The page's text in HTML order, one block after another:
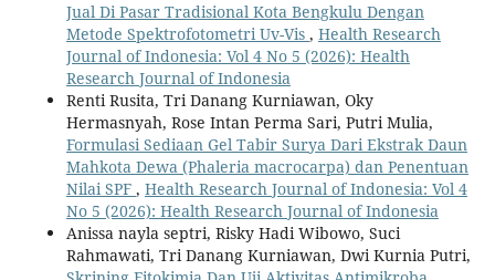
Jual Di Pasar Tradisional Kota Bengkulu Dengan
Metode Spektrofotometri Uv-Vis , Health Research
Journal of Indonesia: Vol 4 No 5 (2026): Health
Research Journal of Indonesia
Renti Rusita, Tri Danang Kurniawan, Oky
Hermasnyah, Rose Intan Perma Sari, Putri Mulia,
Formulasi Sediaan Gel Tabir Surya Dari Ekstrak Daun
Mahkota Dewa (Phaleria macrocarpa) dan Penentuan
Nilai SPF , Health Research Journal of Indonesia: Vol 4
No 5 (2026): Health Research Journal of Indonesia
Anissa nayla septri, Risky Hadi Wibowo, Suci
Rahmawati, Tri Danang Kurniawan, Dwi Kurnia Putri,